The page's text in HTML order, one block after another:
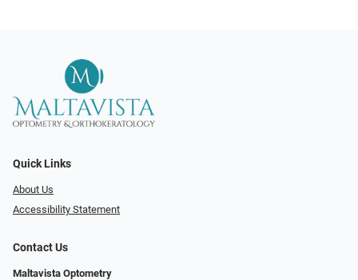
Quick Links
About Us
Accessibility Statement
Contact Us
Maltavista Optometry